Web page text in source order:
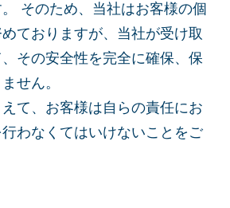
そのため、当社はお客様の個
ておりますが、当社が受け取
その安全性を完全に確保、保
せん。
て、お客様は自らの責任にお
わなくてはいけないことをご